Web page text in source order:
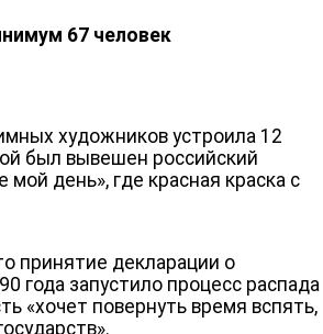
67 человек
художников устроила 12
был вывешен российский
день», где красная краска с
принятие декларации о
года запустило процесс распада
«хочет повернуть время вспять,